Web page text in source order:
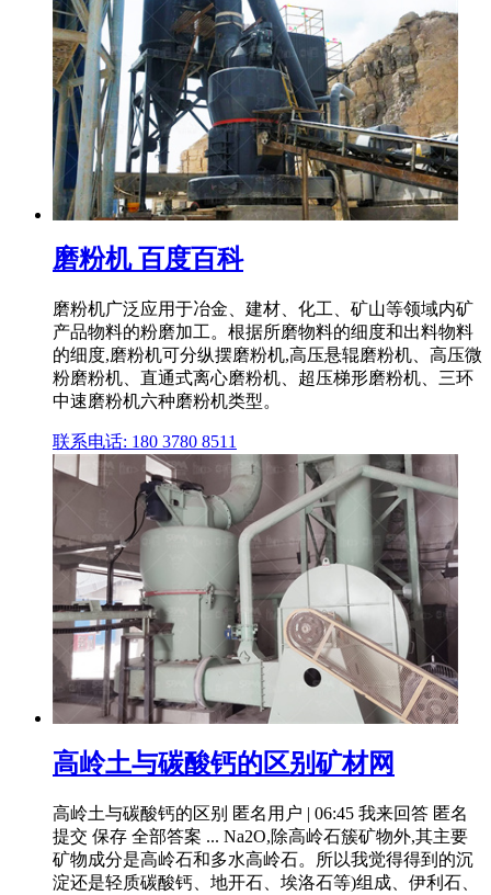
磨粉机 百度百科
磨粉机广泛应用于冶金、建材、化工、矿山等领域内矿
产品物料的粉磨加工。根据所磨物料的细度和出料物料
的细度,磨粉机可分纵摆磨粉机,高压悬辊磨粉机、高压微
粉磨粉机、直通式离心磨粉机、超压梯形磨粉机、三环
中速磨粉机六种磨粉机类型。
联系电话: 180 3780 8511
高岭土与碳酸钙的区别矿材网
高岭土与碳酸钙的区别 匿名用户 | 06:45 我来回答 匿名
提交 保存 全部答案 ... Na2O,除高岭石簇矿物外,其主要
矿物成分是高岭石和多水高岭石。所以我觉得得到的沉
淀还是轻质碳酸钙、地开石、埃洛石等)组成、伊利石、